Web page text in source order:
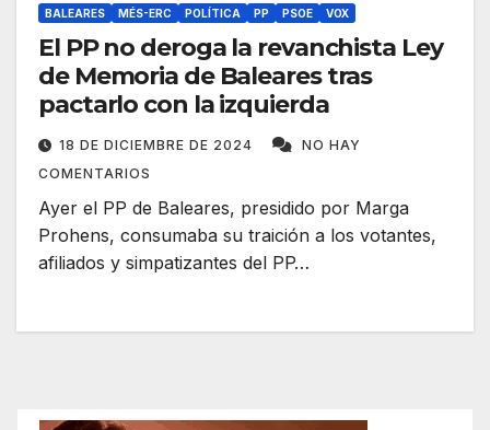
BALEARES MÉS-ERC POLÍTICA PP PSOE VOX
El PP no deroga la revanchista Ley
de Memoria de Baleares tras
pactarlo con la izquierda
18 DE DICIEMBRE DE 2024
NO HAY
COMENTARIOS
Ayer el PP de Baleares, presidido por Marga
Prohens, consumaba su traición a los votantes,
afiliados y simpatizantes del PP…